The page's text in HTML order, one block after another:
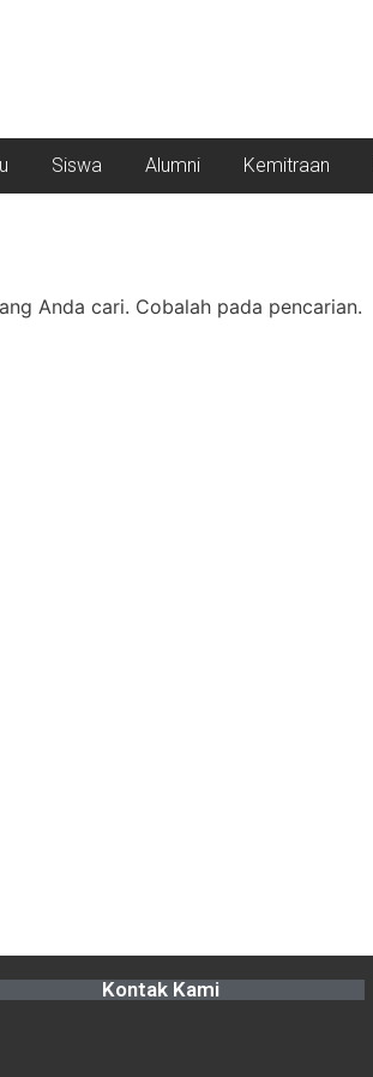
Siswa Alumni Kemitraan
Anda cari. Cobalah pada pencarian.
Kontak Kami